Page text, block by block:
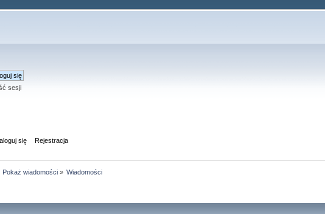
sesji
się Rejestracja
Pokaż wiadomości» Wiadomości